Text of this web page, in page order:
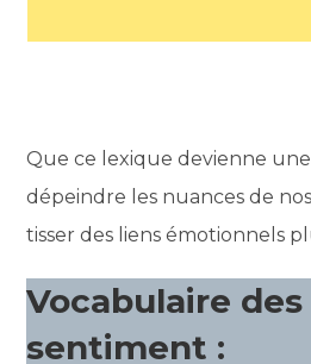
Que ce lexique devienne
dépeindre les nuances de
tisser des liens émotionnels
Vocabulaire
sentiment :